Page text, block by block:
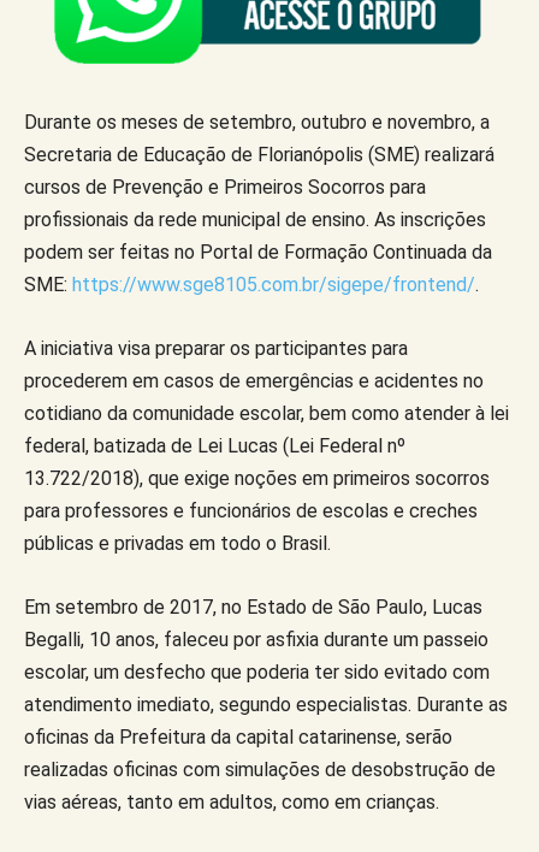
Durante os meses de setembro, outubro e novembro, a
Secretaria de Educação de Florianópolis (SME) realizará
cursos de Prevenção e Primeiros Socorros para
profissionais da rede municipal de ensino. As inscrições
podem ser feitas no Portal de Formação Continuada da
SME: https://www.sge8105.com.br/sigepe/frontend/.
A iniciativa visa preparar os participantes para
procederem em casos de emergências e acidentes no
cotidiano da comunidade escolar, bem como atender à lei
federal, batizada de Lei Lucas (Lei Federal nº
13.722/2018), que exige noções em primeiros socorros
para professores e funcionários de escolas e creches
públicas e privadas em todo o Brasil.
Em setembro de 2017, no Estado de São Paulo, Lucas
Begalli, 10 anos, faleceu por asfixia durante um passeio
escolar, um desfecho que poderia ter sido evitado com
atendimento imediato, segundo especialistas. Durante as
oficinas da Prefeitura da capital catarinense, serão
realizadas oficinas com simulações de desobstrução de
vias aéreas, tanto em adultos, como em crianças.